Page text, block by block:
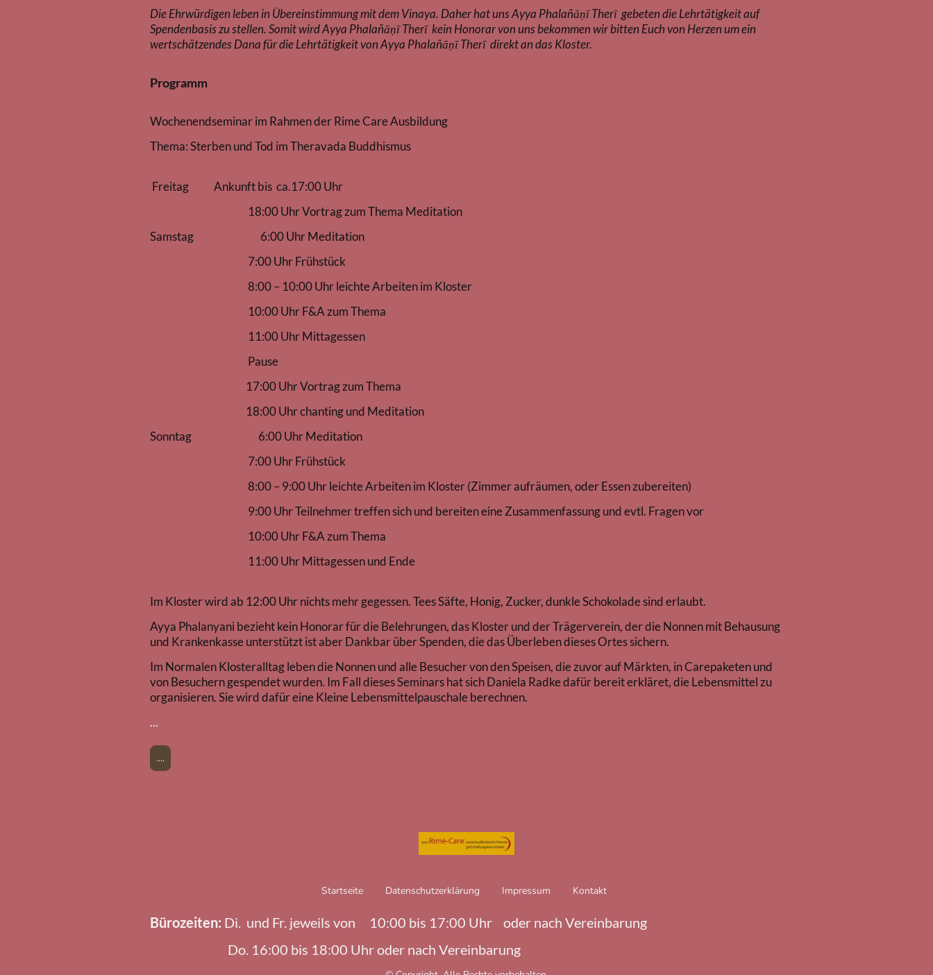
Die Ehrwürdigen leben in Übereinstimmung mit dem Vinaya. Daher hat uns Ayya Phalañāṇī Therī gebeten die Lehrtätigkeit auf
Spendenbasis zu stellen. Somit wird Ayya Phalañāṇī Therī kein Honorar von uns bekommen wir bitten Euch von Herzen um ein
wertschätzendes Dana für die Lehrtätigkeit von Ayya Phalañāṇī Therī direkt an das Kloster.
Programm
Wochenendseminar im Rahmen der Rime Care Ausbildung
Thema: Sterben und Tod im Theravada Buddhismus
Freitag Ankunft bis ca.17:00 Uhr
18:00 Uhr Vortrag zum Thema Meditation
Samstag 6:00 Uhr Meditation
7:00 Uhr Frühstück
8:00 – 10:00 Uhr leichte Arbeiten im Kloster
10:00 Uhr F&A zum Thema
11:00 Uhr Mittagessen
Pause
17:00 Uhr Vortrag zum Thema
18:00 Uhr chanting und Meditation
Sonntag 6:00 Uhr Meditation
7:00 Uhr Frühstück
8:00 – 9:00 Uhr leichte Arbeiten im Kloster (Zimmer aufräumen, oder Essen zubereiten)
9:00 Uhr Teilnehmer treffen sich und bereiten eine Zusammenfassung und evtl. Fragen vor
10:00 Uhr F&A zum Thema
11:00 Uhr Mittagessen und Ende
Im Kloster wird ab 12:00 Uhr nichts mehr gegessen. Tees Säfte, Honig, Zucker, dunkle Schokolade sind erlaubt.
Ayya Phalanyani bezieht kein Honorar für die Belehrungen, das Kloster und der Trägerverein, der die Nonnen mit Behausung
und Krankenkasse unterstützt ist aber Dankbar über Spenden, die das Überleben dieses Ortes sichern.
Im Normalen Klosteralltag leben die Nonnen und alle Besucher von den Speisen, die zuvor auf Märkten, in Carepaketen und
von Besuchern gespendet wurden. Im Fall dieses Seminars hat sich Daniela Radke dafür bereit erkläret, die Lebensmittel zu
organisieren. Sie wird dafür eine Kleine Lebensmittelpauschale berechnen.
...
....
Startseite Datenschutzerklärung Impressum Kontakt
Bürozeiten: Di. und Fr. jeweils von 10:00 bis 17:00 Uhr oder nach Vereinbarung
Do. 16:00 bis 18:00 Uhr oder nach Vereinbarung